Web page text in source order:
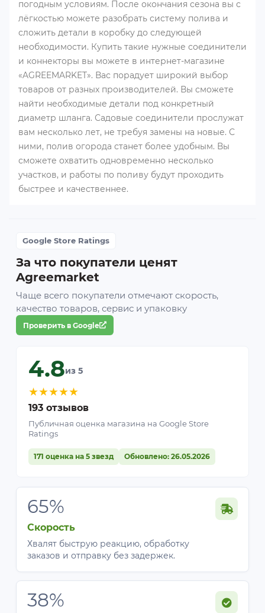
погодным условиям. После окончания сезона вы с
лёгкостью можете разобрать систему полива и
сложить детали в коробку до следующей
необходимости. Купить такие нужные соединители
и коннекторы вы можете в интернет-магазине
«AGREEMARKET». Вас порадует широкий выбор
товаров от разных производителей. Вы сможете
найти необходимые детали под конкретный
диаметр шланга. Садовые соединители прослужат
вам несколько лет, не требуя замены на новые. С
ними, полив огорода станет более удобным. Вы
сможете охватить одновременно несколько
участков, и работы по поливу будут проходить
быстрее и качественнее.
Google Store Ratings
За что покупатели ценят
Agreemarket
Чаще всего покупатели отмечают скорость,
качество товаров, сервис и упаковку
Проверить в Google
4.8из 5
★★★★★
193 отзывов
Публичная оценка магазина на Google Store
Ratings
171 оценка на 5 звезд Обновлено: 26.05.2026
65%
Скорость
Хвалят быструю реакцию, обработку
заказов и отправку без задержек.
38%